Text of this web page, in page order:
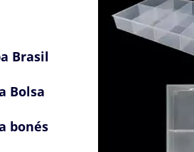
Brasil
Bolsa
bonés